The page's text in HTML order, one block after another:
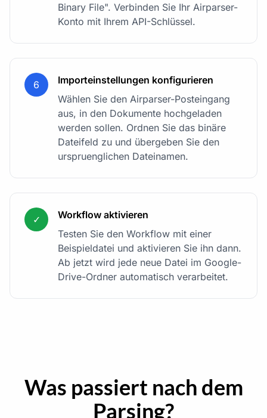
Binary File". Verbinden Sie Ihr Airparser-
Konto mit Ihrem API-Schlüssel.
6
Importeinstellungen konfigurieren
Wählen Sie den Airparser-Posteingang
aus, in den Dokumente hochgeladen
werden sollen. Ordnen Sie das binäre
Dateifeld zu und übergeben Sie den
urspruenglichen Dateinamen.
✓
Workflow aktivieren
Testen Sie den Workflow mit einer
Beispieldatei und aktivieren Sie ihn dann.
Ab jetzt wird jede neue Datei im Google-
Drive-Ordner automatisch verarbeitet.
Was passiert nach dem
Parsing?